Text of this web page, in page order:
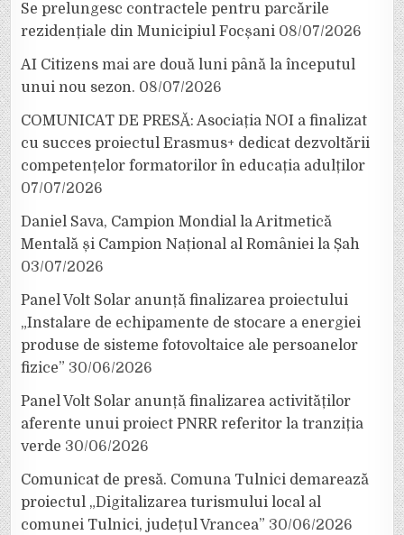
Se prelungesc contractele pentru parcările
rezidențiale din Municipiul Focșani 08/07/2026
AI Citizens mai are două luni până la începutul
unui nou sezon. 08/07/2026
COMUNICAT DE PRESĂ: Asociația NOI a finalizat
cu succes proiectul Erasmus+ dedicat dezvoltării
competențelor formatorilor în educația adulților
07/07/2026
Daniel Sava, Campion Mondial la Aritmetică
Mentală și Campion Național al României la Șah
03/07/2026
Panel Volt Solar anunță finalizarea proiectului
„Instalare de echipamente de stocare a energiei
produse de sisteme fotovoltaice ale persoanelor
fizice” 30/06/2026
Panel Volt Solar anunță finalizarea activităților
aferente unui proiect PNRR referitor la tranziția
verde 30/06/2026
Comunicat de presă. Comuna Tulnici demarează
proiectul „Digitalizarea turismului local al
comunei Tulnici, județul Vrancea” 30/06/2026